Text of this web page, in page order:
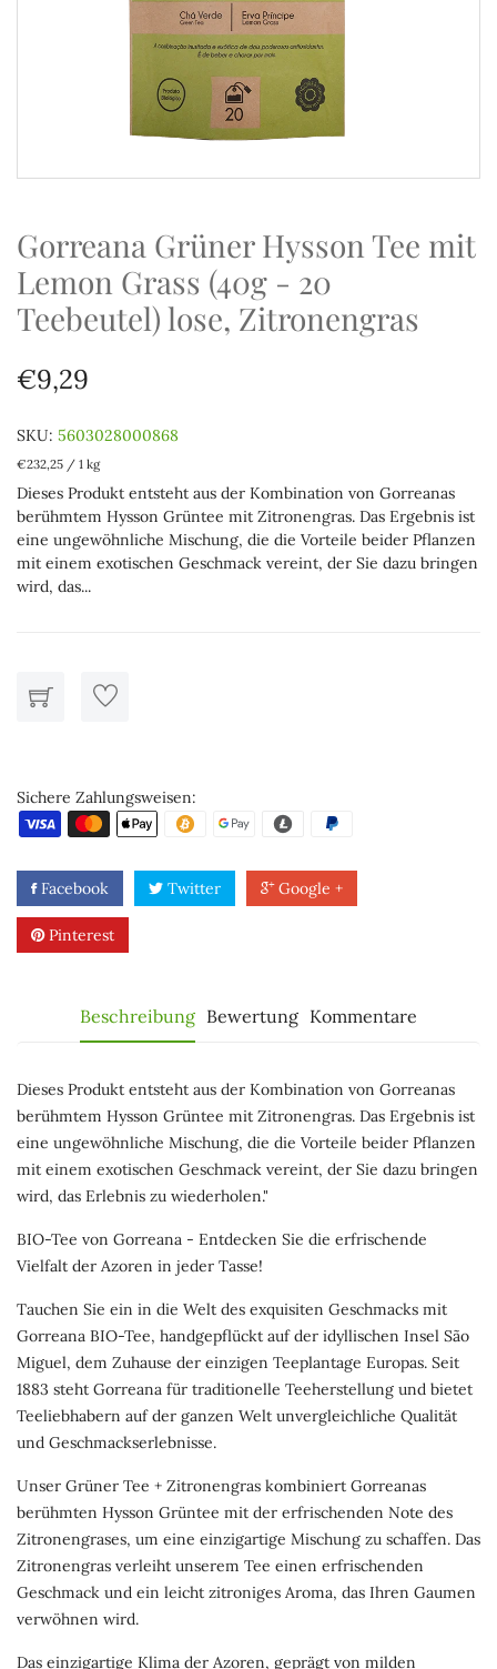
Gorreana Grüner Hysson Tee mit
Lemon Grass (40g - 20
Teebeutel) lose, Zitronengras
€9,29
SKU: 5603028000868
€232,25 / 1 kg
Dieses Produkt entsteht aus der Kombination von Gorreanas
berühmtem Hysson Grüntee mit Zitronengras. Das Ergebnis ist
eine ungewöhnliche Mischung, die die Vorteile beider Pflanzen
mit einem exotischen Geschmack vereint, der Sie dazu bringen
wird, das...
Sichere Zahlungsweisen:
Facebook Twitter Google +
Pinterest
Beschreibung Bewertung Kommentare
Dieses Produkt entsteht aus der Kombination von Gorreanas
berühmtem Hysson Grüntee mit Zitronengras. Das Ergebnis ist
eine ungewöhnliche Mischung, die die Vorteile beider Pflanzen
mit einem exotischen Geschmack vereint, der Sie dazu bringen
wird, das Erlebnis zu wiederholen."
BIO-Tee von Gorreana - Entdecken Sie die erfrischende
Vielfalt der Azoren in jeder Tasse!
Tauchen Sie ein in die Welt des exquisiten Geschmacks mit
Gorreana BIO-Tee, handgepflückt auf der idyllischen Insel São
Miguel, dem Zuhause der einzigen Teeplantage Europas. Seit
1883 steht Gorreana für traditionelle Teeherstellung und bietet
Teeliebhabern auf der ganzen Welt unvergleichliche Qualität
und Geschmackserlebnisse.
Unser Grüner Tee + Zitronengras kombiniert Gorreanas
berühmten Hysson Grüntee mit der erfrischenden Note des
Zitronengrases, um eine einzigartige Mischung zu schaffen. Das
Zitronengras verleiht unserem Tee einen erfrischenden
Geschmack und ein leicht zitroniges Aroma, das Ihren Gaumen
verwöhnen wird.
Das einzigartige Klima der Azoren, geprägt von milden